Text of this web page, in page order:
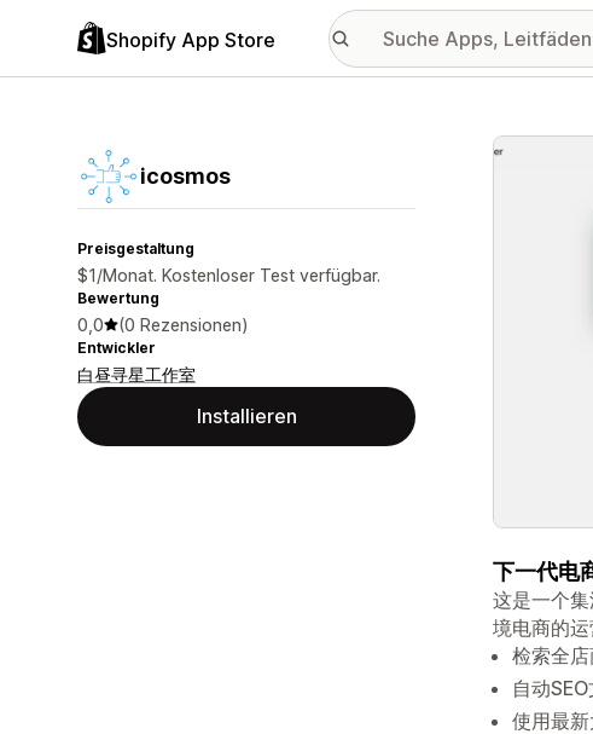
Shopify App Store
icosmos
Preisgestaltung
$1/Monat. Kostenloser Test verfügbar.
Bewertung
0,0 (0 Rezensionen)
Entwickler
白昼寻星工作室
Installieren
下一代电
这是一个
境电商的运
检索全
自动
使用最